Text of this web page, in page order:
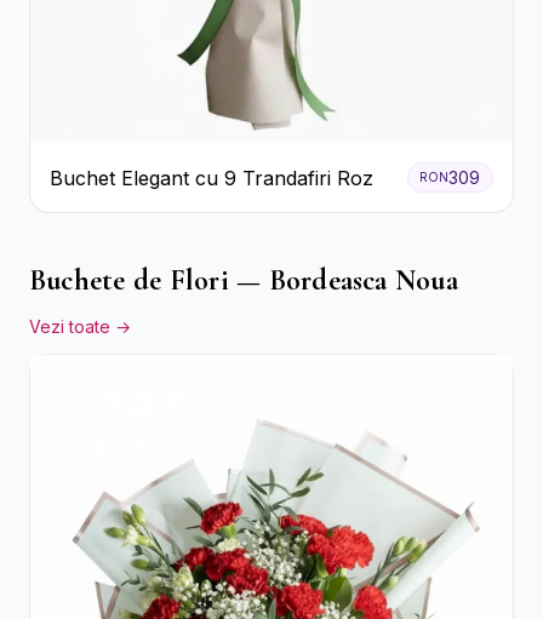
Buchet Elegant cu 9 Trandafiri Roz RON309
Buchete de Flori — Bordeasca Noua
Vezi toate →